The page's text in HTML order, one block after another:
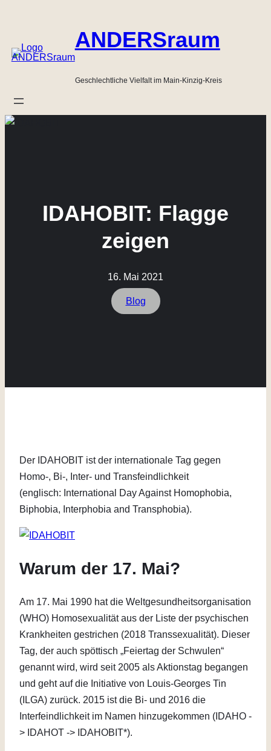
springen
ANDERSraum
Geschlechtliche Vielfalt im Main-Kinzig-Kreis
IDAHOBIT: Flagge
zeigen
16. Mai 2021
Blog
Der IDAHOBIT ist der internationale Tag gegen
Homo-, Bi-, Inter- und Transfeindlichkeit
(englisch: International Day Against Homophobia,
Biphobia, Interphobia and Transphobia).
Warum der 17. Mai?
Am 17. Mai 1990 hat die Weltgesundheitsorganisation
(WHO) Homosexualität aus der Liste der psychischen
Krankheiten gestrichen (2018 Transsexualität). Dieser
Tag, der auch spöttisch „Feiertag der Schwulen“
genannt wird, wird seit 2005 als Aktionstag begangen
und geht auf die Initiative von Louis-Georges Tin
(ILGA) zurück. 2015 ist die Bi- und 2016 die
Interfeindlichkeit im Namen hinzugekommen (IDAHO -
> IDAHOT -> IDAHOBIT*).